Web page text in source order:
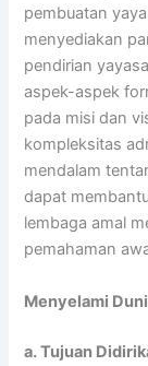
pembuatan
menyediakan
pendirian
aspek-aspek
pada misi dan
kompleksitas
mendalam
dapat
lembaga amal
pemahaman
Menyelami
a. Tujuan